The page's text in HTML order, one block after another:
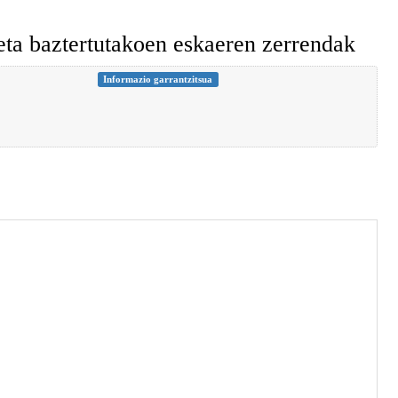
baztertutakoen eskaeren zerrendak
Informazio garrantzitsua